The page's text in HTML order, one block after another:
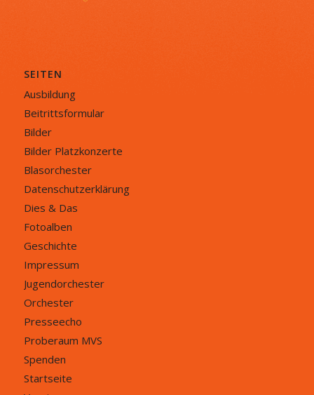
SEITEN
Ausbildung
Beitrittsformular
Bilder
Bilder Platzkonzerte
Blasorchester
Datenschutzerklärung
Dies & Das
Fotoalben
Geschichte
Impressum
Jugendorchester
Orchester
Presseecho
Proberaum MVS
Spenden
Startseite